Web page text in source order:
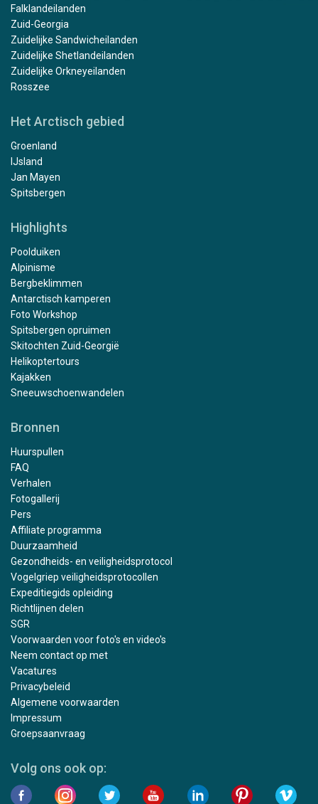
Falklandeilanden
Zuid-Georgia
Zuidelijke Sandwicheilanden
Zuidelijke Shetlandeilanden
Zuidelijke Orkneyeilanden
Rosszee
Het Arctisch gebied
Groenland
IJsland
Jan Mayen
Spitsbergen
Highlights
Poolduiken
Alpinisme
Bergbeklimmen
Antarctisch kamperen
Foto Workshop
Spitsbergen opruimen
Skitochten Zuid-Georgië
Helikoptertours
Kajakken
Sneeuwschoenwandelen
Bronnen
Huurspullen
FAQ
Verhalen
Fotogallerij
Pers
Affiliate programma
Duurzaamheid
Gezondheids- en veiligheidsprotocol
Vogelgriep veiligheidsprotocollen
Expeditiegids opleiding
Richtlijnen delen
SGR
Voorwaarden voor foto's en video's
Neem contact op met
Vacatures
Privacybeleid
Algemene voorwaarden
Impressum
Groepsaanvraag
Volg ons ook op: